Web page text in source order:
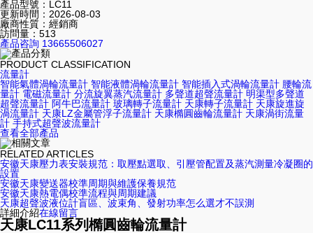
產品型號：LC11
更新時間：2026-08-03
廠商性質：經銷商
訪問量：513
產品咨詢 13665506027
產品分類
PRODUCT CLASSIFICATION
流量計
智能氣體渦輪流量計 智能液體渦輪流量計 智能插入式渦輪流量計 腰輪流
量計 電磁流量計 分流旋翼蒸汽流量計 多聲道超聲流量計 明渠型多聲道
超聲流量計 阿牛巴流量計 玻璃轉子流量計 天康轉子流量計 天康旋進旋
渦流量計 天康LZ金屬管浮子流量計 天康橢圓齒輪流量計 天康渦街流量
計 手持式超聲波流量計
查看全部產品
相關文章
RELATED ARTICLES
安徽天康壓力表安裝規范：取壓點選取、引壓管配置及蒸汽測量冷凝圈的
設置
安徽天康變送器校準周期與維護保養規范
安徽天康熱電偶校準流程與周期建議
天康超聲波液位計盲區、波束角、發射功率怎么選才不誤測
詳細介紹在線留言
天康LC11系列橢圓齒輪流量計